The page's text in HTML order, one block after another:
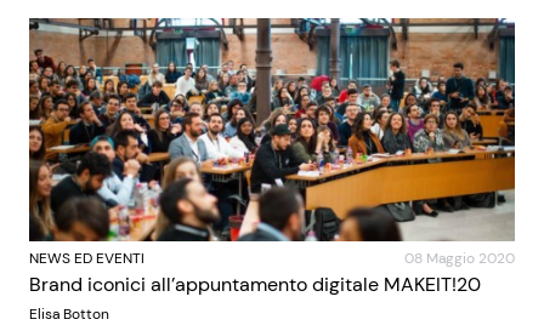
NEWS ED EVENTI 08 Maggio 2020
Brand iconici all’appuntamento digitale MAKEIT!20
Elisa Botton